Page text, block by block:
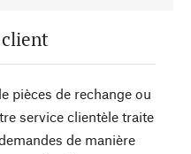
client
pièces de rechange ou
service clientèle traite
de manière